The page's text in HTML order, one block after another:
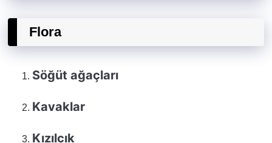
Flora
Söğüt ağaçları
Kavaklar
Kızılcık